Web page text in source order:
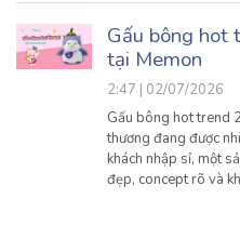
Gấu bông hot
tại Memon
2:47 | 02/07/2026
Gấu bông hot trend
thương đang được
khách nhập sỉ, một
đẹp, concept rõ và